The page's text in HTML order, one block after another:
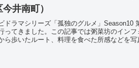
井南町）
ドラマシリーズ「孤独のグルメ」Season10
ってきました。この記事では粥菜坊のイン
ら歩いたルート、料理を食べた所感などを写